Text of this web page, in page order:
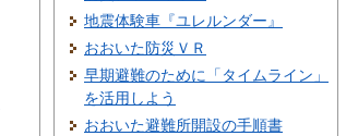
地震体験車『ユレルンダー』
おおいた防災ＶＲ
早期避難のために「タイムライン」
を活用しよう
おおいた避難所開設の手順書